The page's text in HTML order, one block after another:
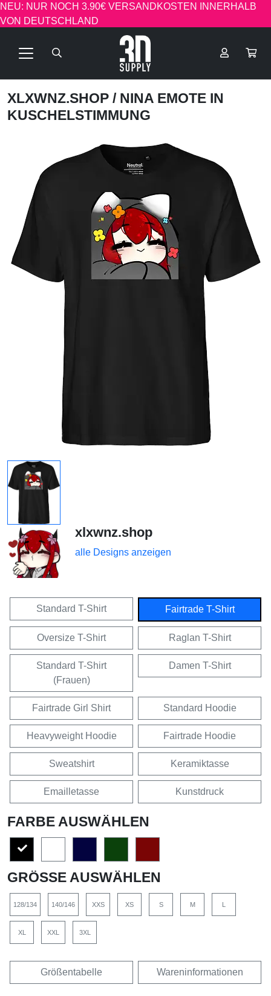
NEU: NUR NOCH 3.90€ VERSANDKOSTEN INNERHALB
VON DEUTSCHLAND
XLXWNZ.SHOP / NINA EMOTE IN
KUSCHELSTIMMUNG
xlxwnz.shop
alle Designs anzeigen
Standard T-Shirt Fairtrade T-Shirt
Oversize T-Shirt Raglan T-Shirt
Standard T-Shirt
(Frauen)
Damen T-Shirt
Fairtrade Girl Shirt Standard Hoodie
Heavyweight Hoodie Fairtrade Hoodie
Sweatshirt Keramiktasse
Emailletasse Kunstdruck
FARBE AUSWÄHLEN
GRÖSSE AUSWÄHLEN
128/134 140/146 XXS XS S M L
XL XXL 3XL
Größentabelle Wareninformationen